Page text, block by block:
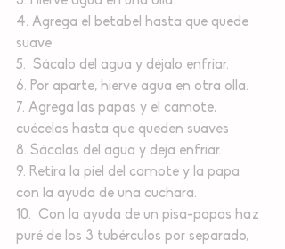
4. Agrega el betabel hasta que quede
suave
5.  Sácalo del agua y déjalo enfriar.
6. Por aparte, hierve agua en otra olla.
7. Agrega las papas y el camote,
cuécelas hasta que queden suaves
8. Sácalas del agua y deja enfriar.
9. Retira la piel del camote y la papa
con la ayuda de una cuchara.
10.  Con la ayuda de un pisa-papas haz
puré de los 3 tubérculos por separado,